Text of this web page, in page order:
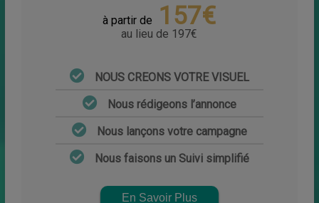
à partir de 157€
au lieu de 197€
NOUS CREONS VOTRE VISUEL
Nous rédigeons l’annonce
Nous lançons votre campagne
Nous faisons un Suivi simplifié
En Savoir Plus